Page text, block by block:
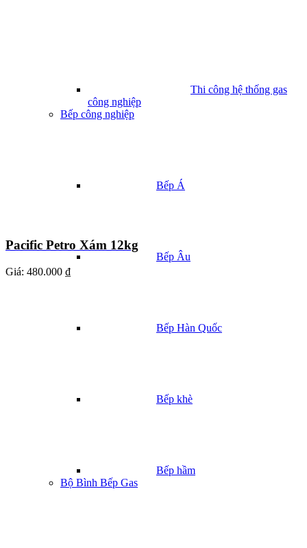
Thi công hệ thống gas
công nghiệp
Bếp công nghiệp
Bếp Á
Bếp Âu
Bếp Hàn Quốc
Bếp khè
Bếp hầm
Bộ Bình Bếp Gas
Pacific Petro Xám 12kg
Giá: 480.000 ₫